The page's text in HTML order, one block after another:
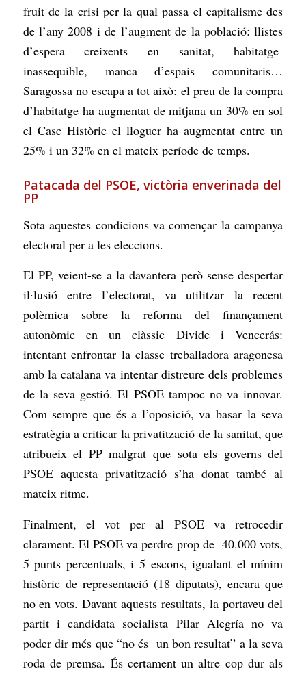
fruit de la crisi per la qual passa el capitalisme des
de l’any 2008 i de l’augment de la població: llistes
d’espera creixents en sanitat, habitatge
inassequible, manca d’espais comunitaris…
Saragossa no escapa a tot això: el preu de la compra
d’habitatge ha augmentat de mitjana un 30% en sol
el Casc Històric el lloguer ha augmentat entre un
25% i un 32% en el mateix període de temps.
Patacada del PSOE, victòria enverinada del
PP
Sota aquestes condicions va començar la campanya
electoral per a les eleccions.
El PP, veient-se a la davantera però sense despertar
il·lusió entre l’electorat, va utilitzar la recent
polèmica sobre la reforma del finançament
autonòmic en un clàssic Divide i Vencerás:
intentant enfrontar la classe treballadora aragonesa
amb la catalana va intentar distreure dels problemes
de la seva gestió. El PSOE tampoc no va innovar.
Com sempre que és a l’oposició, va basar la seva
estratègia a criticar la privatització de la sanitat, que
atribueix el PP malgrat que sota els governs del
PSOE aquesta privatització s’ha donat també al
mateix ritme.
Finalment, el vot per al PSOE va retrocedir
clarament. El PSOE va perdre prop de 40.000 vots,
5 punts percentuals, i 5 escons, igualant el mínim
històric de representació (18 diputats), encara que
no en vots. Davant aquests resultats, la portaveu del
partit i candidata socialista Pilar Alegría no va
poder dir més que “no és un bon resultat” a la seva
roda de premsa. És certament un altre cop dur als